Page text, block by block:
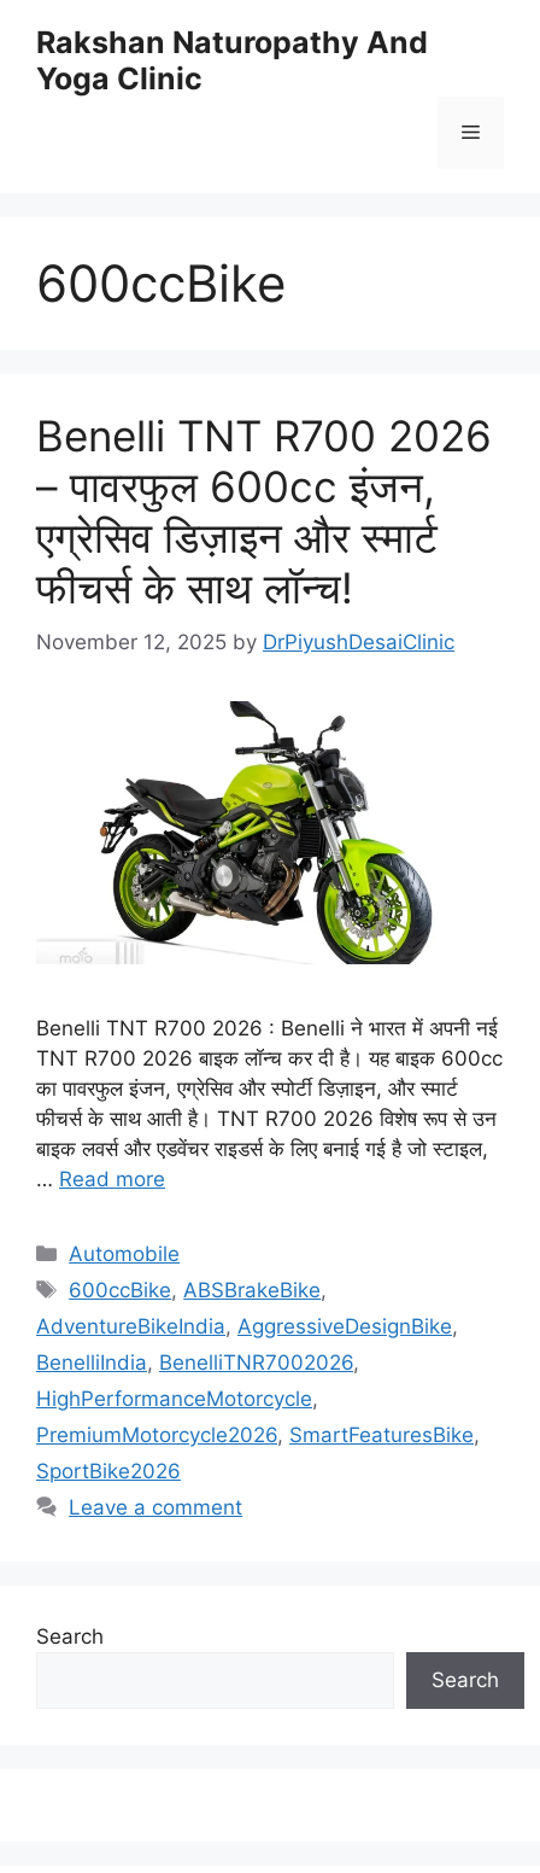
content
Rakshan Naturopathy And
Yoga Clinic
Menu
600ccBike
Benelli TNT R700 2026
– पावरफुल 600cc इंजन,
एग्रेसिव डिज़ाइन और स्मार्ट
फीचर्स के साथ लॉन्च!
November 12, 2025 by DrPiyushDesaiClinic
Benelli TNT R700 2026 : Benelli ने भारत में अपनी नई
TNT R700 2026 बाइक लॉन्च कर दी है। यह बाइक 600cc
का पावरफुल इंजन, एग्रेसिव और स्पोर्टी डिज़ाइन, और स्मार्ट
फीचर्स के साथ आती है। TNT R700 2026 विशेष रूप से उन
बाइक लवर्स और एडवेंचर राइडर्स के लिए बनाई गई है जो स्टाइल,
… Read more
Categories
Automobile
Tags
600ccBike, ABSBrakeBike,
AdventureBikeIndia, AggressiveDesignBike,
BenelliIndia, BenelliTNR7002026,
HighPerformanceMotorcycle,
PremiumMotorcycle2026, SmartFeaturesBike,
SportBike2026
Leave a comment
Search
Search